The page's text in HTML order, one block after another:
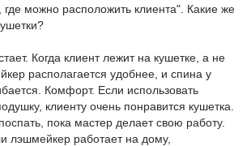
где можно расположить клиента". Какие же
Когда клиент лежит на кушетке, а не
располагается удобнее, и спина у
Комфорт. Если использовать
клиенту очень понравится кушетка.
пока мастер делает свою работу.
лэшмейкер работает на дому,